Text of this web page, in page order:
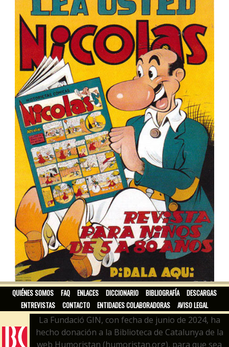
NICOLÁS
QUIÉNES SOMOS FAQ ENLACES DICCIONARIO BIBLIOGRAFÍA
DESCARGAS
ENTREVISTAS
CONTACTO ENTIDADES COLABORADORAS AVISO LEGAL
La Fundació GIN, con fecha de junio de 2024, ha
hecho donación a la Biblioteca de Catalunya de la
web Humoristan (humoristan.org), para que sea